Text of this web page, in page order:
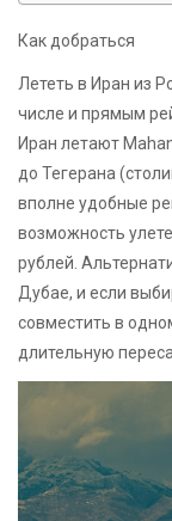
Как добраться
Лететь в Иран из
числе и прямым
Иран летают
до Тегерана
вполне удобные
возможность
рублей.
Дубае, и если
совместить в
длительную